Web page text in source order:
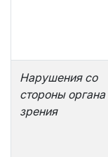
Нарушения со
стороны органа
зрения